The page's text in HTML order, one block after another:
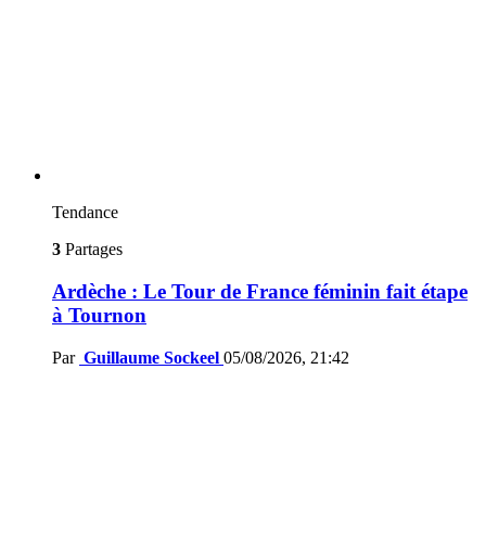
Tendance
3 Partages
Ardèche : Le Tour de France féminin fait étape
à Tournon
Par Guillaume Sockeel 05/08/2026, 21:42